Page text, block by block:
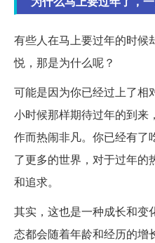
有些人在马上要过年的时候
悦，那是为什么呢？
可能是因为你已经过上了相
小时候那样期待过年的到来
作而热闹非凡。你已经有了
了更多的世界，对于过年的
和追求。
其实，这也是一种成长和变
态都会随着年龄和经历的增